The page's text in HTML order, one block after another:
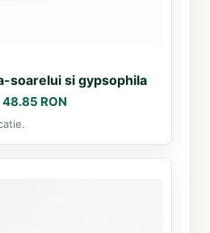
soarelui si gypsophila
RON